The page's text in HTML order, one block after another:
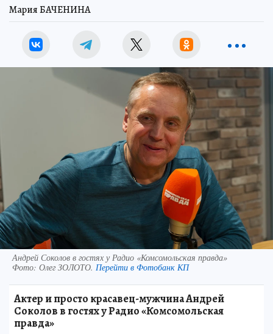
Мария БАЧЕНИНА
Андрей Соколов в гостях у Радио «Комсомольская правда»
Фото: Олег ЗОЛОТО. Перейти в Фотобанк КП
Актер и просто красавец-мужчина Андрей
Соколов в гостях у Радио «Комсомольская
правда»